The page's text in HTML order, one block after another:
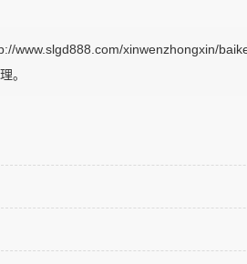
www.slgd888.com/xinwenzhongxin/
。